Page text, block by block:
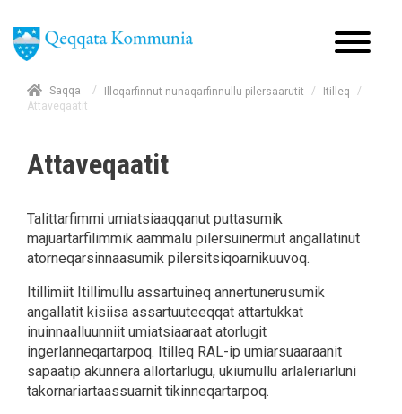
Saqqa / Illoqarfinnut nunaqarfinnullu pilersaarutit / Itilleq
/
Attaveqaatit
Attaveqaatit
Talittarfimmi umiatsiaaqqanut puttasumik
majuartarfilimmik aammalu pilersuinermut angallatinut
atorneqarsinnaasumik pilersitsiqoarnikuuvoq.
Itillimiit Itillimullu assartuineq annertunerusumik
angallatit kisiisa assartuuteeqqat attartukkat
inuinnaalluunniit umiatsiaaraat atorlugit
ingerlanneqartarpoq. Itilleq RAL-ip umiarsuaaraanit
sapaatip akunnera allortarlugu, ukiumullu arlaleriarluni
takornariartaassuarnit tikinneqartarpoq.